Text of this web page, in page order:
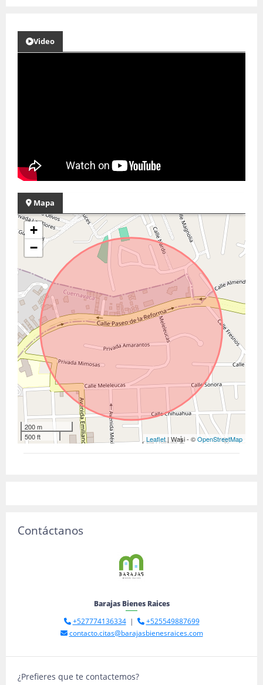
Video
Mapa
+
−
200 m
500 ft
Leaflet| Wasi - ©OpenStreetMap
Contáctanos
Barajas Bienes Raices
+527774136334|
+525549887699
contacto.citas@barajasbienesraices.com
¿Prefieres que te contactemos?